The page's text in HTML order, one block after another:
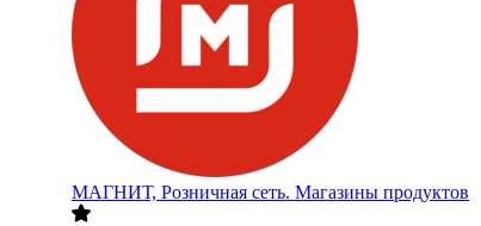
МАГНИТ, Розничная сеть. Магазины продуктов